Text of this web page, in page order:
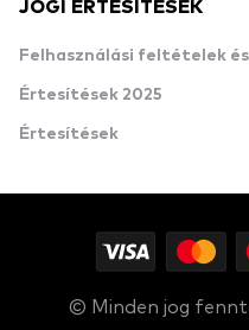
Felhasználási feltételek
Értesítések 2025
Értesítések
© Minden jog